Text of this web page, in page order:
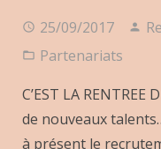
25/09/2017
Partenariats
C’EST LA RENTREE
de nouveaux
à présent le